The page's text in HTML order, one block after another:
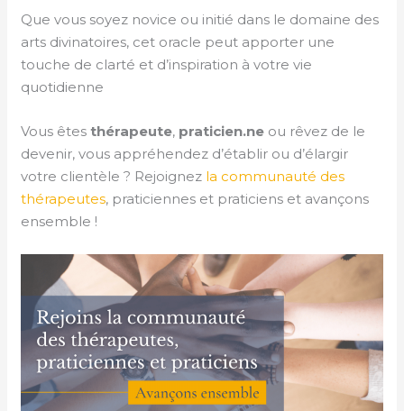
Que vous soyez novice ou initié dans le domaine des
arts divinatoires, cet oracle peut apporter une
touche de clarté et d’inspiration à votre vie
quotidienne
Vous êtesthérapeute, praticien.ne ou rêvez de le
devenir, vous appréhendez d’établir ou d’élargir
votre clientèle ? Rejoignez la communauté des
thérapeutes, praticiennes et praticiens et avançons
ensemble !